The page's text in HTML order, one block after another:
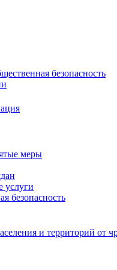
безопасность
меры
услуги
безопасность
и территорий от